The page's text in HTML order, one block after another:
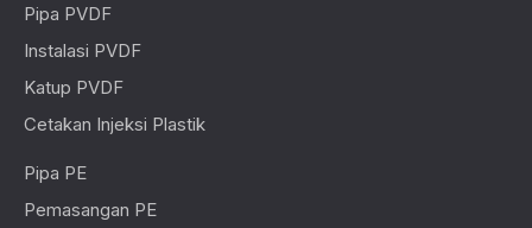
Pipa PVDF
Instalasi PVDF
Katup PVDF
Cetakan Injeksi Plastik
Pipa PE
Pemasangan PE